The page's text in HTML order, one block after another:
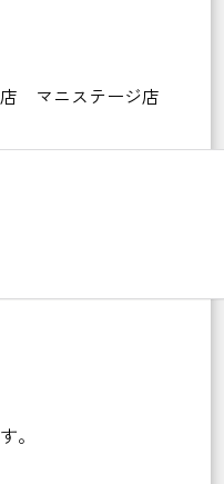
マニステージ店
。